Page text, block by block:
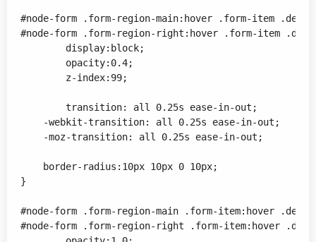
#node-form .form-region-main:hover .form-item
#node-form .form-region-right:hover .form-item
    -webkit-transition: all 0.25s ease-in-out;
    -moz-transition: all 0.25s ease-in-out;
    border-radius:10px 10px 0 10px;
}
#node-form .form-region-main .form-item:hover
#node-form .form-region-right .form-item:hover